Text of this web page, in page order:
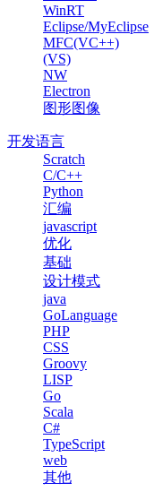
WinRT
Eclipse/MyEclipse
MFC(VC++)
(VS)
NW
Electron
图形图像
开发语言
Scratch
C/C++
Python
汇编
javascript
优化
基础
设计模式
java
GoLanguage
PHP
CSS
Groovy
LISP
Go
Scala
C#
TypeScript
web
其他